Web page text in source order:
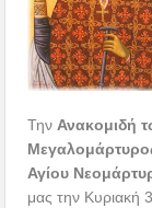
Την Ανακομιδή
Αγίου
μας την Κυριακή